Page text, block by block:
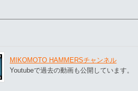
MIKOMOTO HAMMERSチャンネル
Youtubeで過去の動画も公開しています。